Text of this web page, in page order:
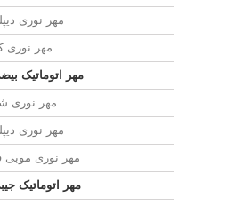
مهر نوری
مهر نوری
مهر اتوماتیک
مهر نوری
مهر نوری
مهر نوری
مهر اتوماتیک